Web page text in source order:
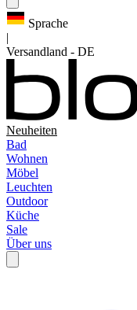
Sprache
|
Versandland - DE
Neuheiten
Bad
Wohnen
Möbel
Leuchten
Outdoor
Küche
Sale
Über uns